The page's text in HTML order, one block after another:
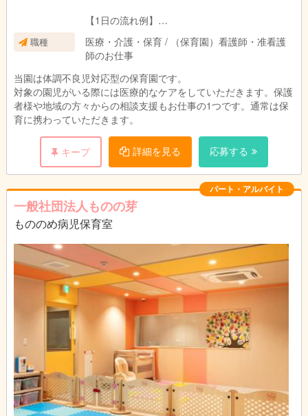
【1日の流れ例】
08：30～ 出勤
登園対応、視診、検温、病状聞き取
り
09：30～ 水分補給補助、遊び
11：00～ 食事介助
11：30～ 午睡チェック、連絡帳入力
12：00～ お昼休憩
16：00～ 降園対応、病状お伝え、看護アドバ
イス
17：30 退勤
※体調不良児の有無によって内容は変わります。
職種
医療・介護・保育 / （保育園）看護師・准看護
師のお仕事
当園は体調不良児対応型の保育園です。
対象の園児がいる際には医療的なケアをしていただきます。保護
者様や地域の方々からの相談支援もお仕事の1つです。通常は保
育に携わっていただきます。
キープ 詳細を見る 応募する
パート・アルバイト
一般社団法人ものの芽
もののめ病児保育室